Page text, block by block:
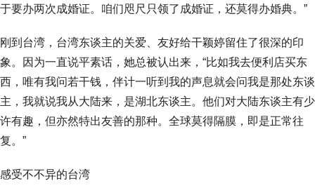
于要办两次成婚证。咱们咫尺只领了成婚证，还莫得办婚典。”
刚到台湾，台湾东谈主的关爱、友好给干颖婷留住了很深的印
象。因为一直说平素话，她总被认出来，“比如我去便利店买东
西，唯有我问若干钱，伴计一听到我的声息就会问我是那处东谈
主，我就说我从大陆来，是湖北东谈主。他们对大陆东谈主有少
许有趣，但亦然特出友善的那种。全球莫得隔膜，即是正常往
复。”
感受不不异的台湾